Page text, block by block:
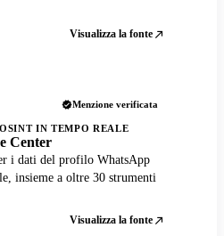
Visualizza la fonte
Menzione verificata
IN TEMPO REALE
Center
i dati del profilo WhatsApp
insieme a oltre 30 strumenti
Visualizza la fonte